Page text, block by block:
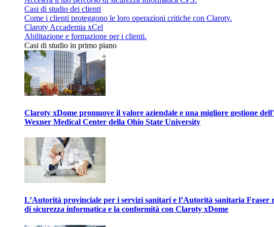
Casi di studio dei clienti
Come i clienti proteggono le loro operazioni critiche con Claroty.
Claroty Accademia xCel
Abilitazione e formazione per i clienti.
Casi di studio in primo piano
Claroty xDome promuove il valore aziendale e una migliore gestione
Wexner Medical Center della Ohio State University
L’Autorità provinciale per i servizi sanitari e l’Autorità sanitaria Fraser
di sicurezza informatica e la conformità con Claroty xDome